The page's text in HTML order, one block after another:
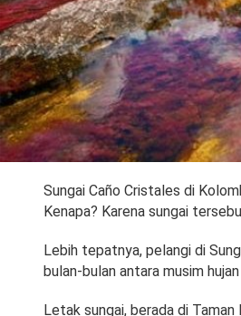
Sungai Caño Cristales di
Kenapa? Karena sungai
Lebih tepatnya, pelangi di
bulan-bulan antara musim
Letak sungai, berada di